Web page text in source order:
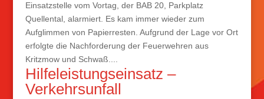
Einsatzstelle vom Vortag, der BAB 20, Parkplatz
Quellental, alarmiert. Es kam immer wieder zum
Aufglimmen von Papierresten. Aufgrund der Lage vor Ort
erfolgte die Nachforderung der Feuerwehren aus
Kritzmow und Schwaß....
Hilfeleistungseinsatz –
Verkehrsunfall